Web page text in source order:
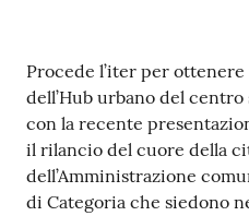
i
Seguici
su
Contenuto
Procede l’iter per
dell’Hub urbano del
con la recente
il rilancio del cuore della
dell’Amministrazione
di Categoria che siedono